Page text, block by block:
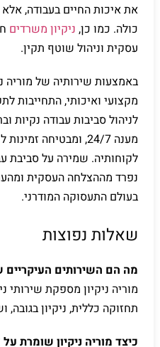
את איכות החיים בעבודה,
כולה. כמו כן, ניקיון משרדים
עסקית וניהול שוטף תקין.
באמצעות שירותיה של מוריה
מקצועי ואיכותי, התחייבות
לניהול סביבות עבודה
מענה 24/7, ומבטיחה
לקוחותיה. שמירה על סביבת
נפרד מההצלחה העסקית
בעולם התעסוקה המודרני.
שאלות נפוצות
מה הם השירותים העיקריים
מוריה ניקיון מספקת שירותי
תחזוקה כללית, ניקיון בגובה,
כיצד מוריה ניקיון שומרת